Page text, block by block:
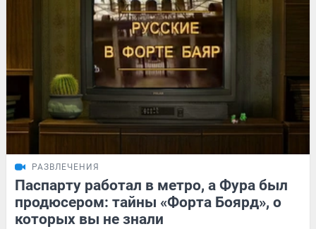
РАЗВЛЕЧЕНИЯ
Паспарту работал в метро, а Фура был
продюсером: тайны «Форта Боярд», о
которых вы не знали